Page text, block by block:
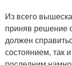
Из всего
приняв решение
должен
состоянием, так